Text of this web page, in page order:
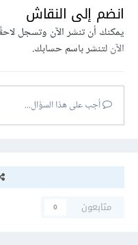
انضم إلى النقاش
يمكنك أن تنشر الآن وتسجل
الآنلتنشر باسم حسابك.
أجب على هذا السؤال...
متابعون
0